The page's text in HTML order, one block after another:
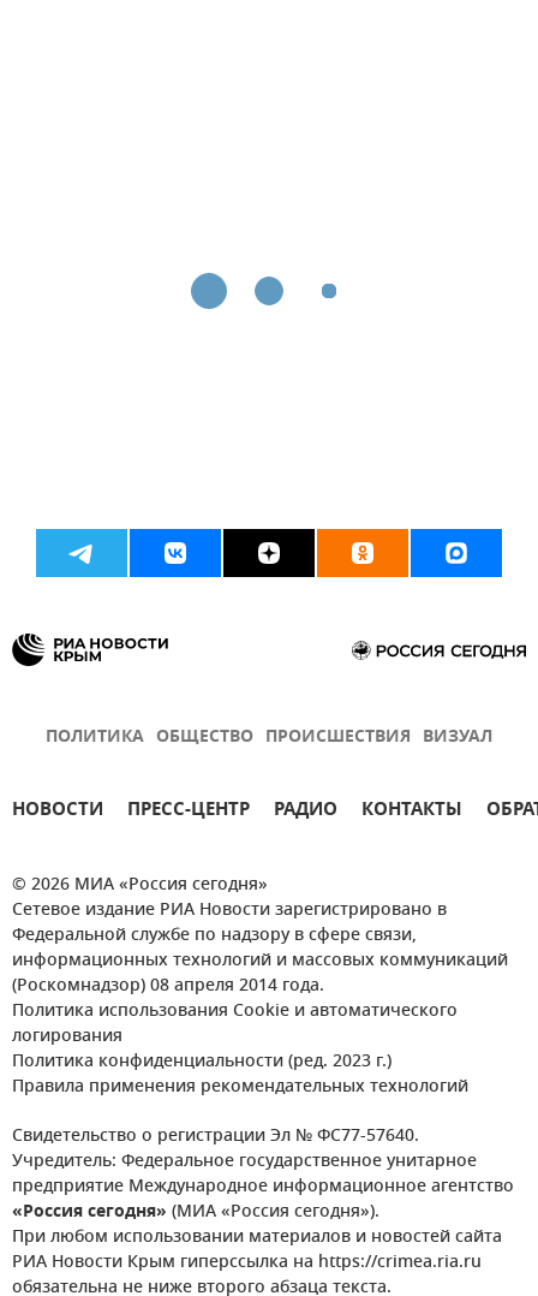
ПОЛИТИКА ОБЩЕСТВО ПРОИСШЕСТВИЯ ВИЗУАЛ
НОВОСТИ ПРЕСС-ЦЕНТР РАДИО КОНТАКТЫ
© 2026 МИА «Россия сегодня»
Сетевое издание РИА Новости зарегистрировано в
Федеральной службе по надзору в сфере связи,
информационных технологий и массовых коммуникаций
(Роскомнадзор) 08 апреля 2014 года.
Политика использования Cookie и автоматического
логирования
Политика конфиденциальности (ред. 2023 г.)
Правила применения рекомендательных технологий
Свидетельство о регистрации Эл № ФС77-57640.
Учредитель: Федеральное государственное унитарное
предприятие Международное информационное агентство
«Россия сегодня» (МИА «Россия сегодня»).
При любом использовании материалов и новостей сайта
РИА Новости Крым гиперссылка на https://crimea.ria.ru
обязательна не ниже второго абзаца текста.